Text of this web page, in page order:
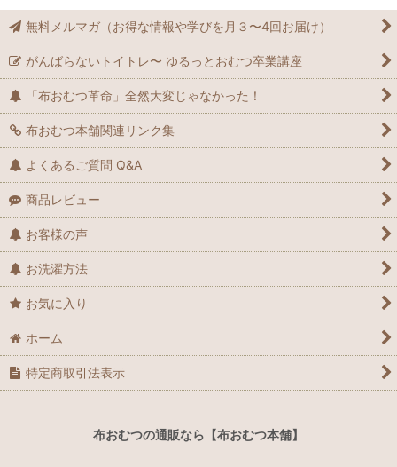
無料メルマガ（お得な情報や学びを月３〜4回お届け）
がんばらないトイトレ〜 ゆるっとおむつ卒業講座
「布おむつ革命」全然大変じゃなかった！
布おむつ本舗関連リンク集
よくあるご質問 Q&A
商品レビュー
お客様の声
お洗濯方法
お気に入り
ホーム
特定商取引法表示
布おむつの通販なら【布おむつ本舗】